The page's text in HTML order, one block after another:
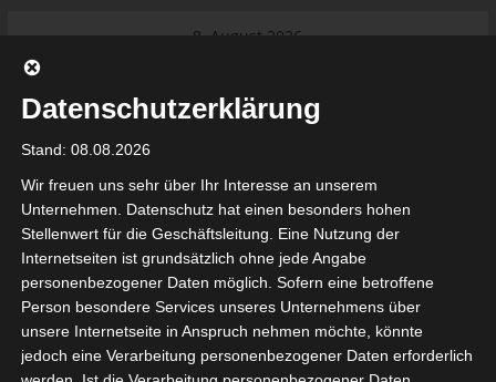
8. August 2026
beginnt am 22. und 23. August
2026 (Update)
Meisterschaft an
Ligue 1 Pro: Spielplan der ersten 15
Spieltage der Saison 2026/2027
Ligue 2 Pro Tunesien 2026/2027 –
Saison beginnt am am 19./20.
September 2026
Internationaler Sportgerichtshof
lehnt Eilverfahren ab – AS Soliman
steuert auf die Ligue 2 zu
tunesienfussball.de
Tunesien Ligafußball
Datenschutzerklärung
Stand: 08.08.2026
Wir freuen uns sehr über Ihr Interesse an unserem
Unternehmen. Datenschutz hat einen besonders hohen
Stellenwert für die Geschäftsleitung. Eine Nutzung der
Internetseiten ist grundsätzlich ohne jede Angabe
personenbezogener Daten möglich. Sofern eine betroffene
Person besondere Services unseres Unternehmens über
unsere Internetseite in Anspruch nehmen möchte, könnte
jedoch eine Verarbeitung personenbezogener Daten erforderlich